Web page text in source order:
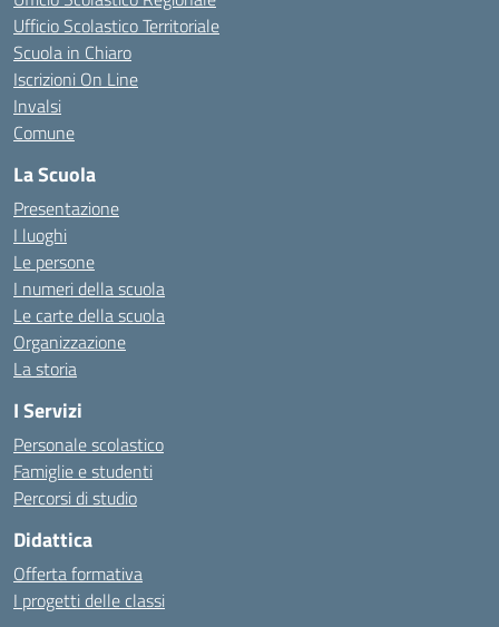
Ufficio Scolastico Territoriale
Scuola in Chiaro
Iscrizioni On Line
Invalsi
Comune
La Scuola
Presentazione
I luoghi
Le persone
I numeri della scuola
Le carte della scuola
Organizzazione
La storia
I Servizi
Personale scolastico
Famiglie e studenti
Percorsi di studio
Didattica
Offerta formativa
I progetti delle classi